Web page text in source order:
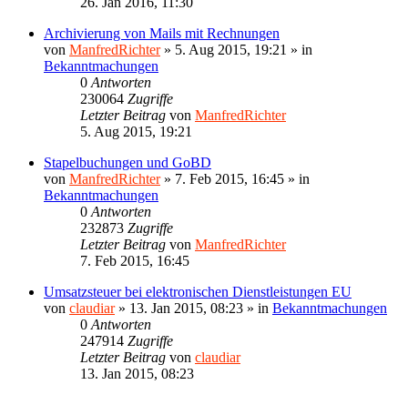
Archivierung von Mails mit Rechnungen
von ManfredRichter» 5. Aug 2015, 19:21 » in
Bekanntmachungen
0 Antworten
230064 Zugriffe
Letzter Beitrag von ManfredRichter
5. Aug 2015, 19:21
Stapelbuchungen und GoBD
von ManfredRichter» 7. Feb 2015, 16:45 » in
Bekanntmachungen
0 Antworten
232873 Zugriffe
Letzter Beitrag von ManfredRichter
7. Feb 2015, 16:45
Umsatzsteuer bei elektronischen Dienstleistungen EU
von claudiar» 13. Jan 2015, 08:23 » in Bekanntmachungen
0 Antworten
247914 Zugriffe
Letzter Beitrag von claudiar
13. Jan 2015, 08:23